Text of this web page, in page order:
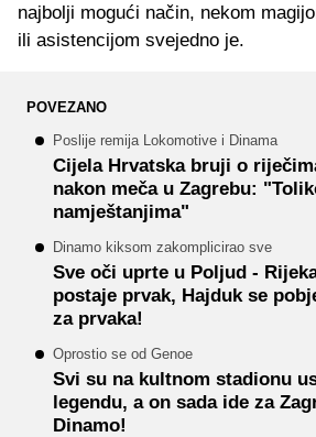
najbolji mogući način, nekom
ili asistencijom svejedno je.
POVEZANO
Poslije remija Lokomotive i Dinama
Cijela Hrvatska bruji o
nakon meča u Zagrebu:
namještanjima"
Dinamo kiksom zakomplicirao sve
Sve oči uprte u Poljud -
postaje prvak, Hajduk se
za prvaka!
Oprostio se od Genoe
Svi su na kultnom stadionu
legendu, a on sada ide za
Dinamo!